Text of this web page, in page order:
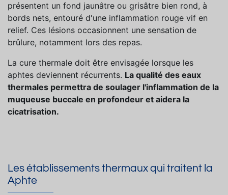
présentent un fond jaunâtre ou grisâtre bien rond, à
bords nets, entouré d'une inflammation rouge vif en
relief. Ces lésions occasionnent une sensation de
brûlure, notamment lors des repas.
La cure thermale doit être envisagée lorsque les
aphtes deviennent récurrents. La qualité des eaux
thermales permettra de soulager l'inflammation de la
muqueuse buccale en profondeur et aidera la
cicatrisation.
Les établissements thermaux qui traitent la
Aphte